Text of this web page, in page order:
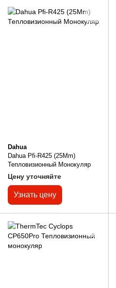
Dahua
Dahua Pfi-R425 (25Mm)
Тепловизионный Монокуляр
Цену уточняйте
Узнать цену